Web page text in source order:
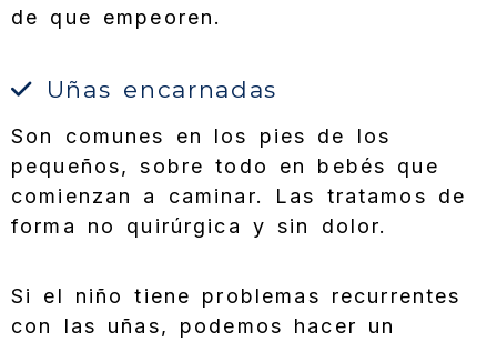
de que empeoren.
Uñas encarnadas
Son comunes en los pies de los
pequeños, sobre todo en bebés que
comienzan a caminar. Las tratamos de
forma no quirúrgica y sin dolor.
Si el niño tiene problemas recurrentes
con las uñas, podemos hacer un